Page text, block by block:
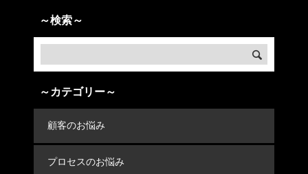
～検索～
～カテゴリー～
顧客のお悩み
プロセスのお悩み